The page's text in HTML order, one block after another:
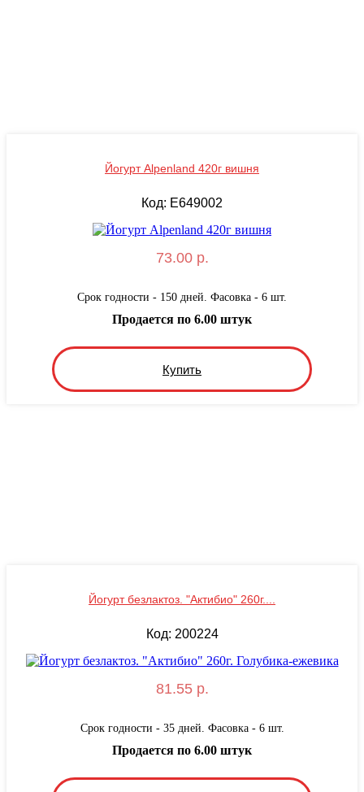
Йогурт Alpenland 420г вишня
Код: E649002
73.00 р.
Срок годности - 150 дней. Фасовка - 6 шт.
Купить
Продается по 6.00 штук
Йогурт безлактоз. "Актибио" 260г....
Код: 200224
81.55 р.
Срок годности - 35 дней. Фасовка - 6 шт.
Продается по 6.00 штук